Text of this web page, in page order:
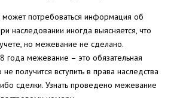
может потребоваться информация об
наследовании иногда выясняется, что
но межевание не сделано.
года межевание – это обязательная
получится вступить в права наследства
сделки. Узнать проведено межевание